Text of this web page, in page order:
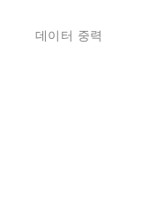
데이터 중력